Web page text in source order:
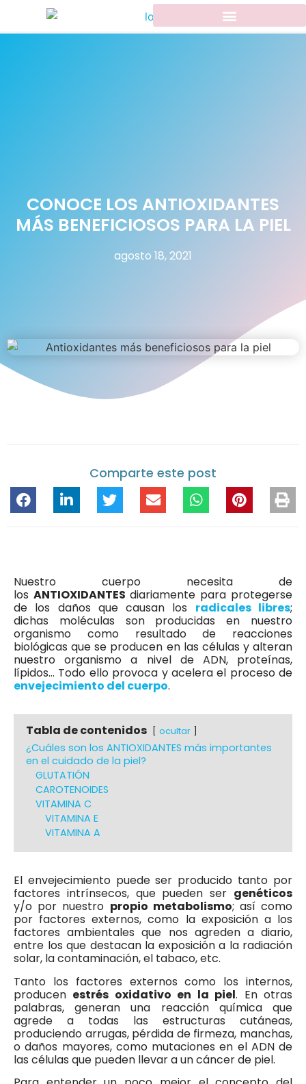
CONOCE LOS ANTIOXIDANTES
MÁS BENEFICIOSOS PARA LA PIEL
agosto 18, 2021
Comparte este post
Nuestro cuerpo necesita de
los ANTIOXIDANTES diariamente para protegerse
de los daños que causan los radicales libres;
dichas moléculas son producidas en nuestro
organismo como resultado de reacciones
biológicas que se producen en las células y alteran
nuestro organismo a nivel de ADN, proteínas,
lípidos… Todo ello provoca y acelera el proceso de
envejecimiento del cuerpo.
Tabla de contenidos ocultar
¿Cuáles son los ANTIOXIDANTES más importantes
en el cuidado de la piel?
GLUTATIÓN
CAROTENOIDES
VITAMINA C
VITAMINA E
VITAMINA A
El envejecimiento puede ser producido tanto por
factores intrínsecos, que pueden ser genéticos
y/o por nuestro propio metabolismo; así como
por factores externos, como la exposición a los
factores ambientales que nos agreden a diario,
entre los que destacan la exposición a la radiación
solar, la contaminación, el tabaco, etc.
Tanto los factores externos como los internos,
producen estrés oxidativo en la piel. En otras
palabras, generan una reacción química que
agrede a todas las estructuras cutáneas,
produciendo arrugas, pérdida de firmeza, manchas,
o daños mayores, como mutaciones en el ADN de
las células que pueden llevar a un cáncer de piel.